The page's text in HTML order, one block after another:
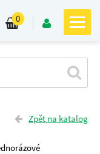
0
Zpět na katalog